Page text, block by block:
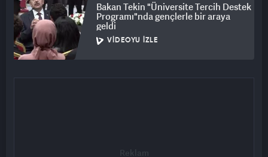
Bakan Tekin "Üniversite Tercih Destek
Programı"nda gençlerle bir araya
geldi
VIDEOYU İZLE